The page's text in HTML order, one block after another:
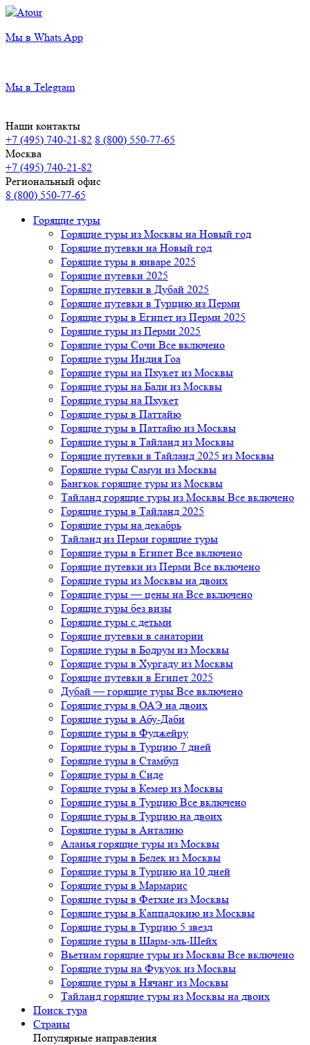
Мы в Whats App
Мы в Telegram
Наши контакты
+7 (495) 740-21-82 8 (800) 550-77-65
Москва
+7 (495) 740-21-82
Региональный офис
8 (800) 550-77-65
Горящие туры
Горящие туры из Москвы на Новый год
Горящие путевки на Новый год
Горящие туры в январе 2025
Горящие путевки 2025
Горящие путевки в Дубай 2025
Горящие путевки в Турцию из Перми
Горящие туры в Египет из Перми 2025
Горящие туры из Перми 2025
Горящие туры Сочи Все включено
Горящие туры Индия Гоа
Горящие туры на Пхукет из Москвы
Горящие туры на Бали из Москвы
Горящие туры на Пхукет
Горящие туры в Паттайю
Горящие туры в Паттайю из Москвы
Горящие туры в Тайланд из Москвы
Горящие путевки в Тайланд 2025 из Москвы
Горящие туры Самуи из Москвы
Бангкок горящие туры из Москвы
Тайланд горящие туры из Москвы Все включено
Горящие туры в Тайланд 2025
Горящие туры на декабрь
Тайланд из Перми горящие туры
Горящие туры в Египет Все включено
Горящие путевки из Перми Все включено
Горящие туры из Москвы на двоих
Горящие туры — цены на Все включено
Горящие туры без визы
Горящие туры с детьми
Горящие путевки в санатории
Горящие туры в Бодрум из Москвы
Горящие туры в Хургаду из Москвы
Горящие путевки в Египет 2025
Дубай — горящие туры Все включено
Горящие туры в ОАЭ на двоих
Горящие туры в Абу-Даби
Горящие туры в Фуджейру
Горящие туры в Турцию 7 дней
Горящие туры в Стамбул
Горящие туры в Сиде
Горящие туры в Кемер из Москвы
Горящие туры в Турцию Все включено
Горящие туры в Турцию на двоих
Горящие туры в Анталию
Аланья горящие туры из Москвы
Горящие туры в Белек из Москвы
Горящие туры в Турцию на 10 дней
Горящие туры в Мармарис
Горящие туры в Фетхие из Москвы
Горящие туры в Каппадокию из Москвы
Горящие туры в Турцию 5 звезд
Горящие туры в Шарм-эль-Шейх
Вьетнам горящие туры из Москвы Все включено
Горящие туры на Фукуок из Москвы
Горящие туры в Нячанг из Москвы
Тайланд горящие туры из Москвы на двоих
Поиск тура
Страны
Популярные направления